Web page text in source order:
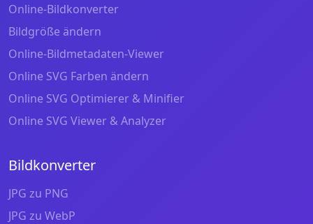
Online-Bildkonverter
Bildgröße ändern
Online-Bildmetadaten-Viewer
Online SVG Farben ändern
Online SVG Optimierer & Minifier
Online SVG Viewer & Analyzer
Bildkonverter
JPG zu PNG
JPG zu WebP